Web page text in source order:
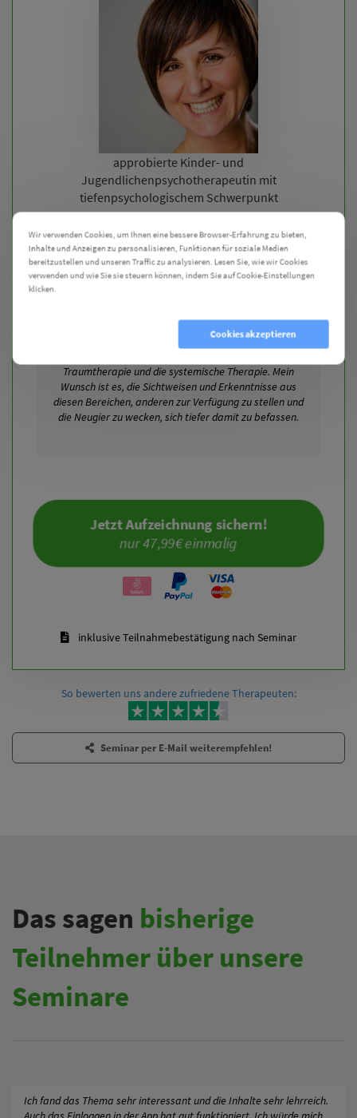
approbierte Kinder- und
Jugendlichenpsychotherapeutin mit
tiefenpsychologischem Schwerpunkt
Seit 10 Jahren begleite ich Familien mit Kindern in
Einbezug der Familie besonders wichtig. Dabei beziehe
ich unterschiedliche wissenschaftliche Ansätze mit ein.
Traumtherapie und die systemische Therapie. Mein
Wunsch ist es, die Sichtweisen und Erkenntnisse aus
diesen Bereichen, anderen zur Verfügung zu stellen und
die Neugier zu wecken, sich tiefer damit zu befassen.
Jetzt Aufzeichnung sichern!
nur 47,99€ einmalig
inklusive Teilnahmebestätigung nach Seminar
So bewerten uns andere zufriedene Therapeuten:
Seminar per E-Mail weiterempfehlen!
Das sagen bisherige
Teilnehmer über unsere
Seminare
Ich fand das Thema sehr interessant und die Inhalte sehr lehrreich.
Wir verwenden Cookies, um Ihnen eine bessere Browser-Erfahrung zu bieten,
Inhalte und Anzeigen zu personalisieren, Funktionen für soziale Medien
bereitzustellen und unseren Traffic zu analysieren. Lesen Sie, wie wir Cookies
verwenden und wie Sie sie steuern können, indem Sie auf Cookie-Einstellungen
klicken.
Cookies akzeptieren